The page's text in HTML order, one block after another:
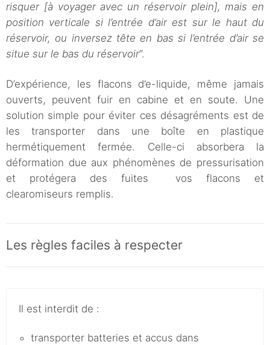
risquer [à voyager avec un réservoir plein], mais en
position verticale si l’entrée d’air est sur le haut du
réservoir, ou inversez tête en bas si l’entrée d’air se
situe sur le bas du réservoir“.
D’expérience, les flacons d’e-liquide, même jamais
ouverts, peuvent fuir en cabine et en soute. Une
solution simple pour éviter ces désagréments est de
les transporter dans une boîte en plastique
hermétiquement fermée. Celle-ci absorbera la
déformation due aux phénomènes de pressurisation
et protégera des fuites vos flacons et
clearomiseurs remplis.
Les règles faciles à respecter
Il est interdit de :
transporter batteries et accus dans